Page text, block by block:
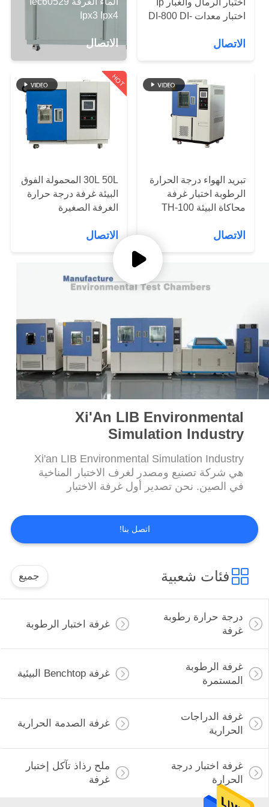
الجودة
اطلب
اقتباس
خريطة
POLICY
Ipx3 Ipx4
الاتصال
اختبار الرمال والغبار Ip
اختبار معدات DI-800 DI-
الاتصال
HOT
30L 50L المحمولة الفوق
البيئة غرفة درجة حرارة
الغرفة الصغيرة
الاتصال
تبريد الهواء درجة الحرارة
الرطوبة اختبار غرفة
محاكاة البيئة TH-100
الاتصال
Xi'An LIB Environmental
Simulation Industry
Xi'an LIB Environmental Simulation Industry
هي شركة تصنيع ومصدر لغرف الاختبار المناخية
في الصين. نحن تصدير أول غرفة الاختبار
اتصل بنا!
فئات شعبية جميع
درجة حرارة رطوبة
غرفة
غرفة اختبار الرطوبة
غرفة الرطوبة
المستمرة
غرفة Benchtop البيئية
غرفة الدراجات
الحرارية
غرفة الصدمة الحرارية
غرفة اختبار درجة
الحرارة
ملح رذاذ تآكل إختبار
غرفة